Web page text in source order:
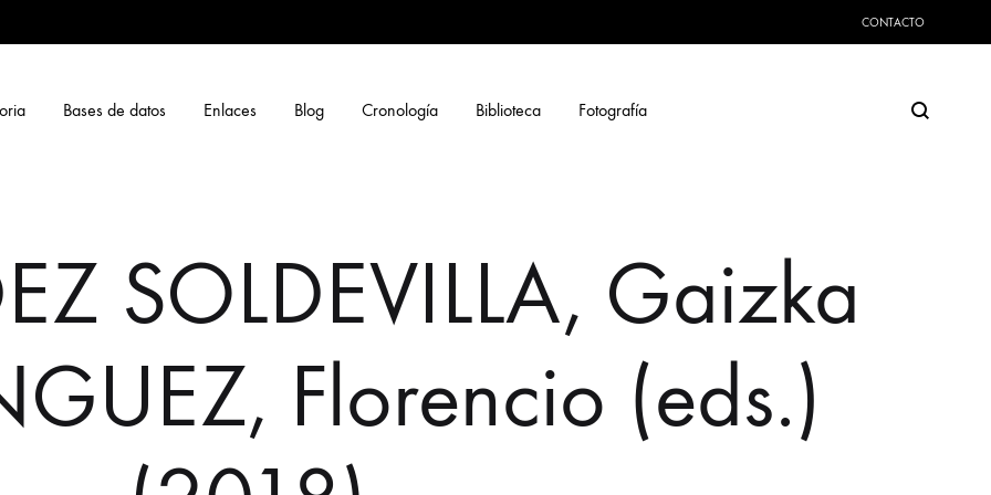
CONTACTO
Bases de datos Enlaces Blog Cronología Biblioteca Fotografía Search
SOLDEVILLA, Gaizka
Florencio (eds.)